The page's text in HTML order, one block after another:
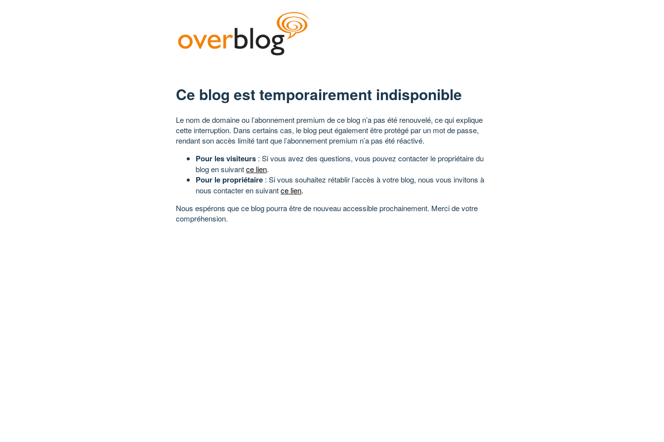
Ce blog est temporairement indisponible
Le nom de domaine ou l’abonnement premium de ce blog n’a pas été renouvelé, ce qui explique
cette interruption. Dans certains cas, le blog peut également être protégé par un mot de passe,
rendant son accès limité tant que l’abonnement premium n’a pas été réactivé.
Pour les visiteurs : Si vous avez des questions, vous pouvez contacter le propriétaire du
blog en suivantce lien.
Pour le propriétaire : Si vous souhaitez rétablir l’accès à votre blog, nous vous invitons à
nous contacter en suivantce lien.
Nous espérons que ce blog pourra être de nouveau accessible prochainement. Merci de votre
compréhension.